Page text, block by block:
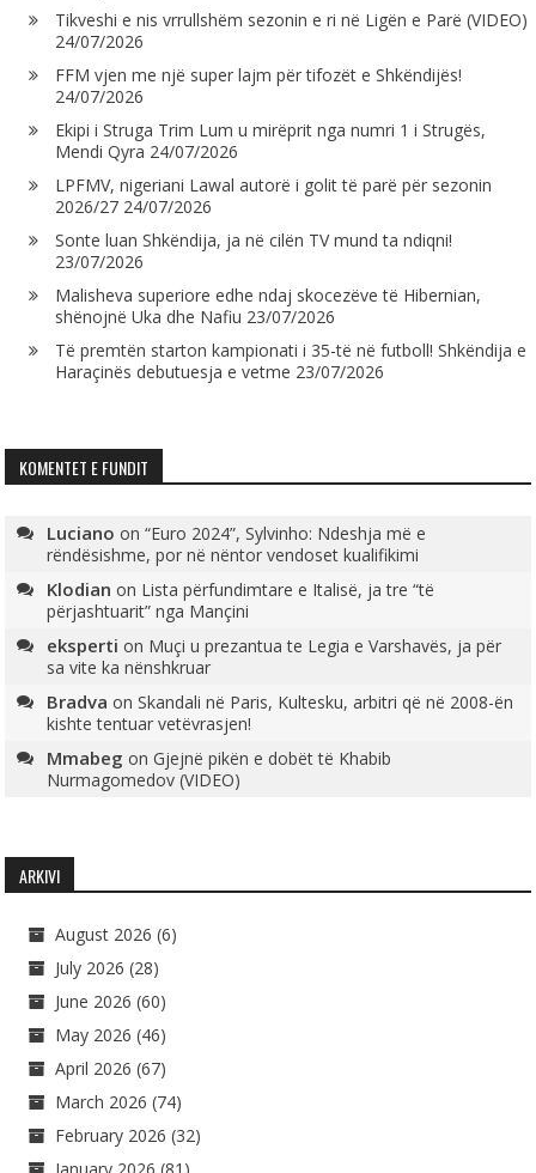
Tikveshi e nis vrrullshëm sezonin e ri në Ligën e Parë (VIDEO)
24/07/2026
FFM vjen me një super lajm për tifozët e Shkëndijës!
24/07/2026
Ekipi i Struga Trim Lum u mirëprit nga numri 1 i Strugës,
Mendi Qyra 24/07/2026
LPFMV, nigeriani Lawal autorë i golit të parë për sezonin
2026/27 24/07/2026
Sonte luan Shkëndija, ja në cilën TV mund ta ndiqni!
23/07/2026
Malisheva superiore edhe ndaj skocezëve të Hibernian,
shënojnë Uka dhe Nafiu 23/07/2026
Të premtën starton kampionati i 35-të në futboll! Shkëndija e
Haraçinës debutuesja e vetme 23/07/2026
KOMENTET E FUNDIT
Luciano on“Euro 2024”, Sylvinho: Ndeshja më e
rëndësishme, por në nëntor vendoset kualifikimi
Klodian on Lista përfundimtare e Italisë, ja tre “të
përjashtuarit” nga Mançini
eksperti on Muçi u prezantua te Legia e Varshavës, ja për
sa vite ka nënshkruar
Bradva onSkandali në Paris, Kultesku, arbitri që në 2008-ën
kishte tentuar vetëvrasjen!
Mmabeg onGjejnë pikën e dobët të Khabib
Nurmagomedov (VIDEO)
ARKIVI
August 2026 (6)
July 2026 (28)
June 2026 (60)
May 2026 (46)
April 2026 (67)
March 2026 (74)
February 2026 (32)